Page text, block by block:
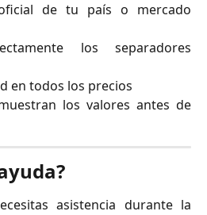
de tu país o mercado
los separadores
en todos los precios
los valores antes de
asistencia durante la